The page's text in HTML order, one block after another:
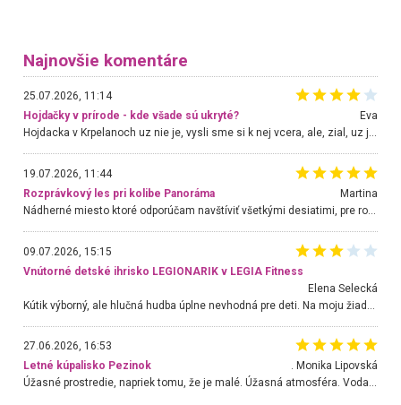
Najnovšie komentáre
25.07.2026, 11:14
Hojdačky v prírode - kde všade sú ukryté?
Eva
Hojdacka v Krpelanoch uz nie je, vysli sme si k nej vcera, ale, zial, uz je znicena. Ak sem planujete cestu len kvoli hojdacke, mozete si ju usetrit. Krasny vyhlad je tu vsak aj bez hojdacky :-)
19.07.2026, 11:44
Rozprávkový les pri kolibe Panoráma
Martina
Nádherné miesto ktoré odporúčam navštíviť všetkými desiatimi, pre rodiny s deťmi, dôchodcom... Proste a jednoducho ozaj rozprávkový les.. určite ešte prídeme. Odniesli sme si na pamiatku krásne tričká,
09.07.2026, 15:15
Vnútorné detské ihrisko LEGIONARIK v LEGIA Fitness
Elena Selecká
27.06.2026, 16:53
Letné kúpalisko Pezinok
. Monika Lipovská
Úžasné prostredie, napriek tomu, že je malé. Úžasná atmosféra. Voda fantastická a nádherná. Ľudí je pomerne veľa, ale su mili a ohľaduplní. Je veľmi zaujímavé sledovať, ako dokážu spolu športovať cudzí ľudia a bez ohľadu na vek. Vládne tu pohoda. Vnuka neviem dostať z vody. Ďakujem za krásny deň . Urcite sa sem vrátim. Jediný problém je s parkovaním, ale aj ten sa mi podarilo vyriešiť. Monika Bratislava